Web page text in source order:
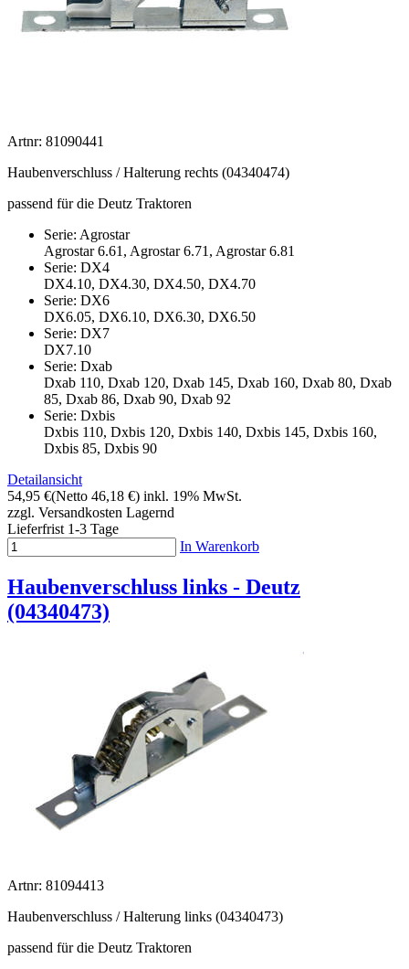
Artnr: 81090441
Haubenverschluss / Halterung rechts (04340474)
passend für die Deutz Traktoren
Serie: Agrostar
Agrostar 6.61, Agrostar 6.71, Agrostar 6.81
Serie: DX4
DX4.10, DX4.30, DX4.50, DX4.70
Serie: DX6
DX6.05, DX6.10, DX6.30, DX6.50
Serie: DX7
DX7.10
Serie: Dxab
Dxab 110, Dxab 120, Dxab 145, Dxab 160, Dxab 80, Dxab
85, Dxab 86, Dxab 90, Dxab 92
Serie: Dxbis
Dxbis 110, Dxbis 120, Dxbis 140, Dxbis 145, Dxbis 160,
Dxbis 85, Dxbis 90
Detailansicht
54,95 €(Netto 46,18 €) inkl. 19% MwSt.
zzgl. Versandkosten Lagernd
Lieferfrist 1-3 Tage
In Warenkorb
Haubenverschluss links - Deutz
(04340473)
Artnr: 81094413
Haubenverschluss / Halterung links (04340473)
passend für die Deutz Traktoren